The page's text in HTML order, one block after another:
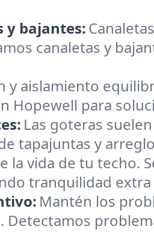
y bajantes:
canaletas y
y aislamiento
Hopewell para
Las goteras
tapajuntas y
la vida de tu techo.
tranquilidad
Mantén los
Detectamos